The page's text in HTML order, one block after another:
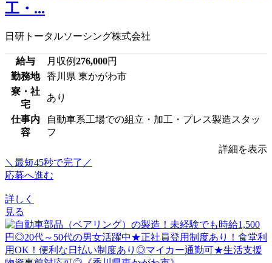
工・...
日研トータルソーシング株式会社
給与 月収例276,000円
勤務地
香川県 東かがわ市
寮・社
宅
あり
仕事内
容
自動車系工場での組立・加工・プレス製造スタッ
フ
詳細を表示
＼最短45秒で完了／
応募へ進む
詳しく
見る